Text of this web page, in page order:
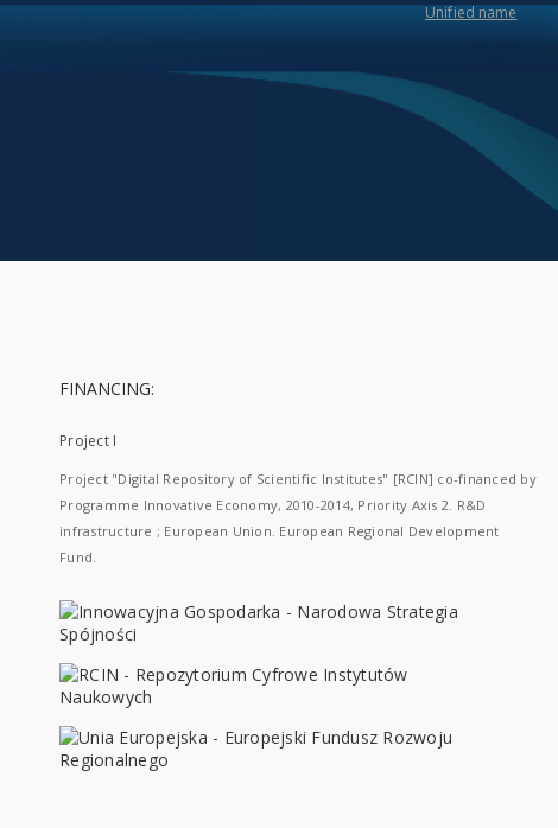
Unified name
FINANCING:
Project I
Project "Digital Repository of Scientific Institutes" [RCIN] co-financed by
Programme Innovative Economy, 2010-2014, Priority Axis 2. R&D
infrastructure ; European Union. European Regional Development
Fund.